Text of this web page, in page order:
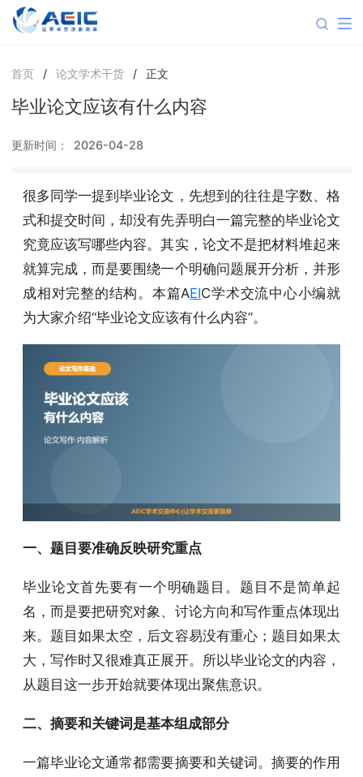
首页 / 论文学术干货 / 正文
毕业论文应该有什么内容
更新时间： 2026-04-28
很多同学一提到毕业论文，先想到的往往是字数、格
式和提交时间，却没有先弄明白一篇完整的毕业论文
究竟应该写哪些内容。其实，论文不是把材料堆起来
就算完成，而是要围绕一个明确问题展开分析，并形
成相对完整的结构。本篇AEIC学术交流中心小编就
为大家介绍“毕业论文应该有什么内容”。
一、题目要准确反映研究重点
毕业论文首先要有一个明确题目。题目不是简单起
名，而是要把研究对象、讨论方向和写作重点体现出
来。题目如果太空，后文容易没有重心；题目如果太
大，写作时又很难真正展开。所以毕业论文的内容，
从题目这一步开始就要体现出聚焦意识。
二、摘要和关键词是基本组成部分
一篇毕业论文通常都需要摘要和关键词。摘要的作用